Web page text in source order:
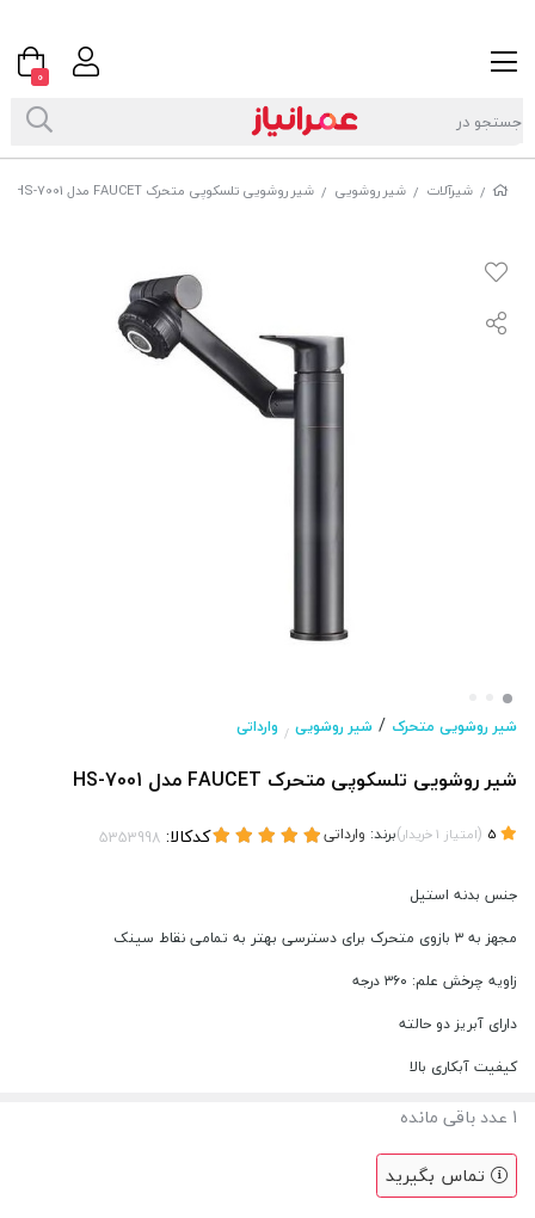
/ شیرآلات / شیر روشویی / شیر روشویی تلسکوپی متحرک FAUCET مدل HS-7001
شیر روشویی متحرک / شیر روشویی / وارداتی
شیر روشویی تلسکوپی متحرک FAUCET مدل HS-7001
(امتیاز 1خریدار)برند: وارداتی کدکالا:
جنس بدنه استیل
مجهز به ۳ بازوی متحرک برای دسترسی بهتر به تمامی نقاط سینک
زاویه چرخش علم: ۳۶۰ درجه
دارای آبریز دو حالته
کیفیت آبکاری بالا
1 عدد باقی مانده
تماس بگیرید
0